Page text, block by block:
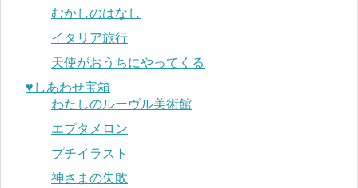
むかしのはなし
イタリア旅行
天使がおうちにやってくる
♥︎しあわせ宝箱
わたしのルーヴル美術館
エプタメロン
プチイラスト
神さまの失敗